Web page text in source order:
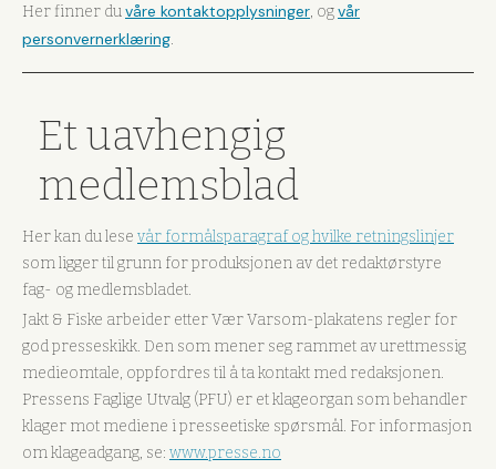
Her finner duvåre kontaktopplysninger, ogvår
personvernerklæring.
Et uavhengig
medlemsblad
Her kan du lese vår formålsparagraf og hvilke retningslinjer
som ligger til grunn for produksjonen av det redaktørstyre
fag- og medlemsbladet.
Jakt & Fiske arbeider etter Vær Varsom-plakatens regler for
god presseskikk. Den som mener seg rammet av urettmessig
medieomtale, oppfordres til å ta kontakt med redaksjonen.
Pressens Faglige Utvalg (PFU) er et klageorgan som behandler
klager mot mediene i presseetiske spørsmål. For informasjon
om klageadgang, se: www.presse.no